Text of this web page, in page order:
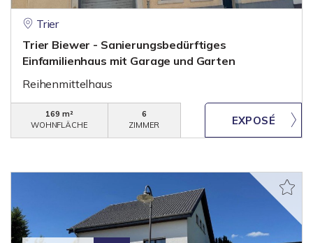
Trier
Trier Biewer - Sanierungsbedürftiges
Einfamilienhaus mit Garage und Garten
Reihenmittelhaus
169 m²
WOHNFLÄCHE
6
ZIMMER